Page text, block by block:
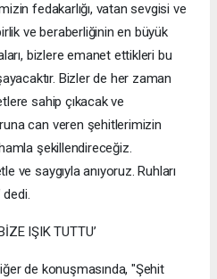
fedakarlığı, vatan sevgisi ve
ve beraberliğinin en büyük
bizlere emanet ettikleri bu
Bizler de her zaman
sahip çıkacak ve
can veren şehitlerimizin
şekillendireceğiz.
ve saygıyla anıyoruz. Ruhları
IŞIK TUTTU’
de konuşmasında, "Şehit